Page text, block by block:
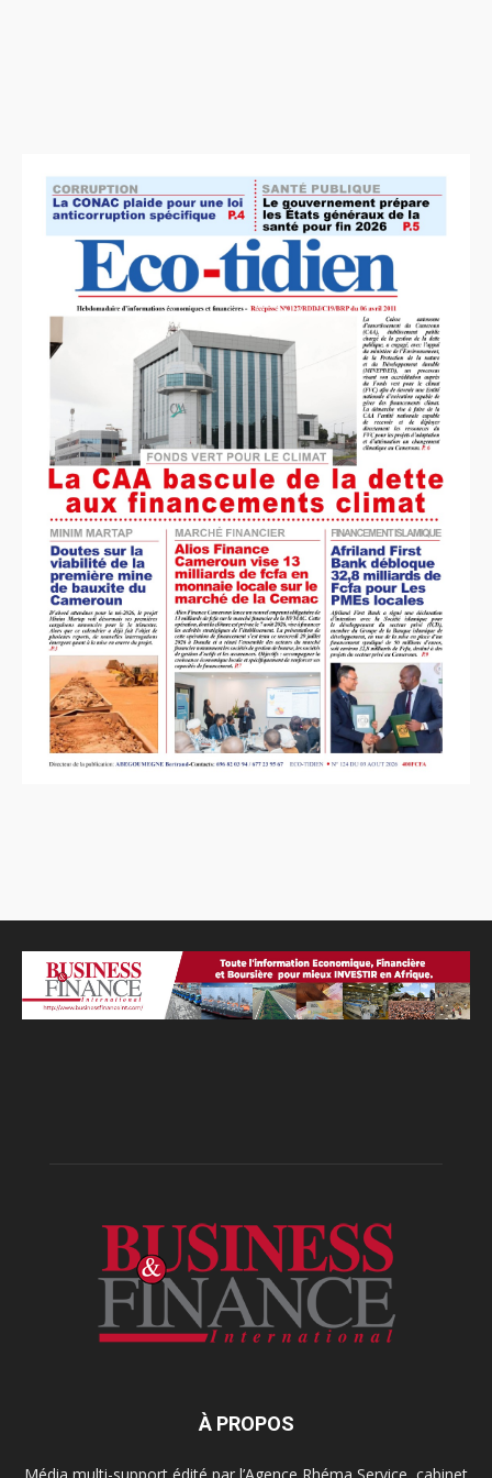
À PROPOS
Média multi-support édité par l’Agence Rhéma Service, cabinet